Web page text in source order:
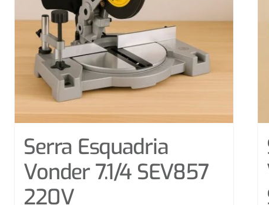
Serra Esquadria
Vonder 7.1/4 SEV857
220V